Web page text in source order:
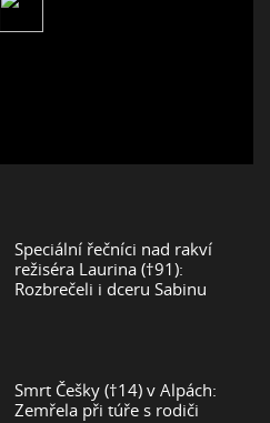
Speciální řečníci nad rakví
režiséra Laurina (†91):
Rozbrečeli i dceru Sabinu
Smrt Češky (†14) v Alpách:
Zemřela při túře s rodiči